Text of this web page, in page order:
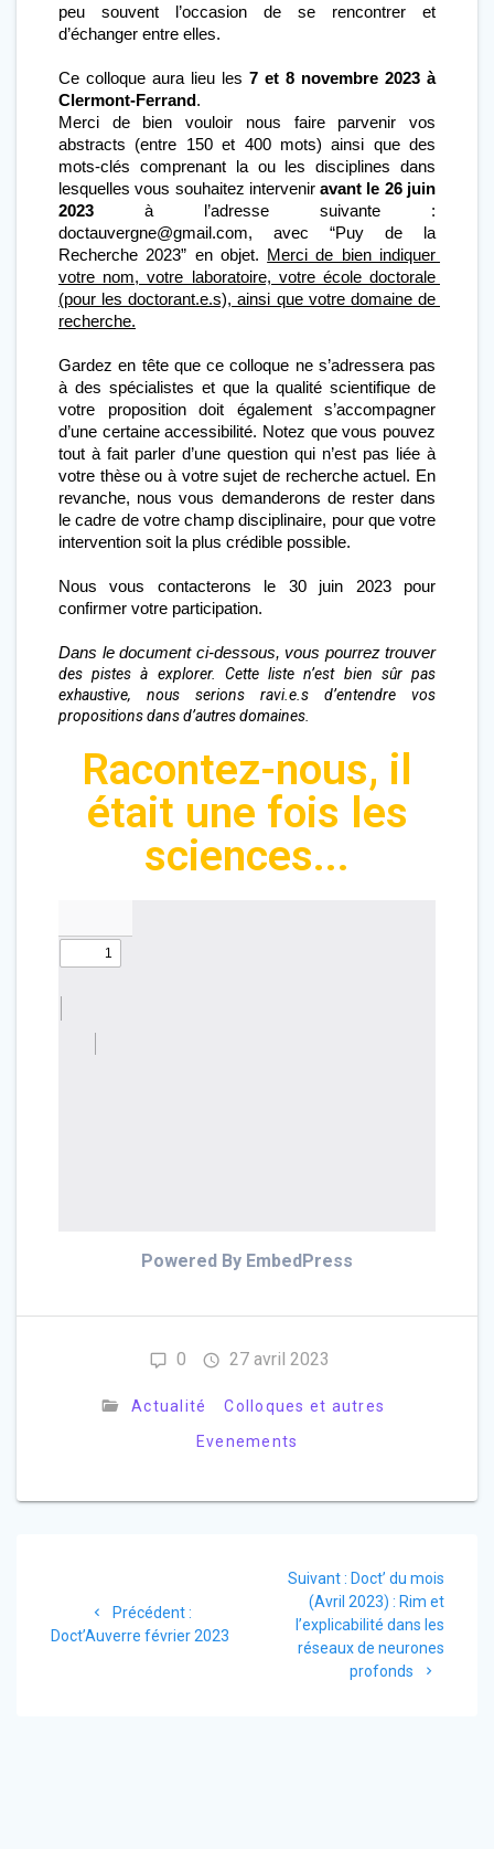
peu souvent l’occasion de se rencontrer et
d’échanger entre elles.
Ce colloque aura lieu les 7 et 8 novembre 2023 à
Clermont-Ferrand.
Merci de bien vouloir nous faire parvenir vos
abstracts (entre 150 et 400 mots) ainsi que des
mots-clés comprenant la ou les disciplines dans
lesquelles vous souhaitez intervenir avant le 26 juin
2023 à l’adresse suivante :
doctauvergne@gmail.com, avec “Puy de la
Recherche 2023” en objet. Merci de bien indiquer
votre nom, votre laboratoire, votre école doctorale
(pour les doctorant.e.s), ainsi que votre domaine de
recherche.
Gardez en tête que ce colloque ne s’adressera pas
à des spécialistes et que la qualité scientifique de
votre proposition doit également s’accompagner
d’une certaine accessibilité. Notez que vous pouvez
tout à fait parler d’une question qui n’est pas liée à
votre thèse ou à votre sujet de recherche actuel. En
revanche, nous vous demanderons de rester dans
le cadre de votre champ disciplinaire, pour que votre
intervention soit la plus crédible possible.
Nous vous contacterons le 30 juin 2023 pour
confirmer votre participation.
Dans le document ci-dessous, vous pourrez trouver
des pistes à explorer. Cette liste n’est bien sûr pas
exhaustive, nous serions ravi.e.s d’entendre vos
propositions dans d’autres domaines.
Racontez-nous, il
était une fois les
sciences...
Powered By EmbedPress
0 27 avril 2023
Actualité
Colloques et autres
Evenements
Précédent :
Doct’Auverre février 2023
Suivant : Doct’ du mois
(Avril 2023) : Rim et
l’explicabilité dans les
réseaux de neurones
profonds